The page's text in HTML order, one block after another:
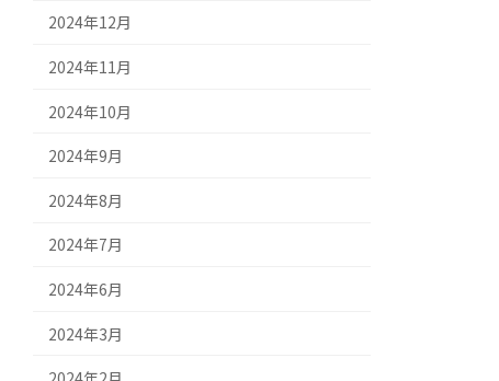
2024年12月
2024年11月
2024年10月
2024年9月
2024年8月
2024年7月
2024年6月
2024年3月